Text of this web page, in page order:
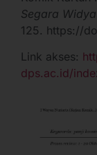
Segara
125. https://
Link akses:
dps.ac.id/